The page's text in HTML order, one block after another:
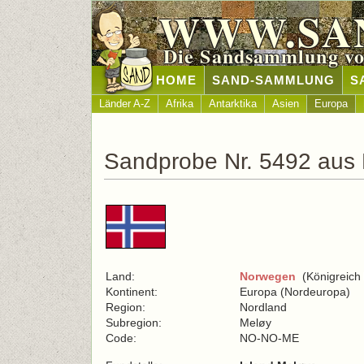
Die Sandsammlung
HOME SAND-SAMMLUNG
Länder A-Z Afrika Antarktika Asien Europa
Sandprobe Nr. 5492 aus
Land: Norwegen (Königreich
Kontinent:
Europa (Nordeuropa)
Region:
Nordland
Subregion:
Meløy
Code:
NO-NO-ME